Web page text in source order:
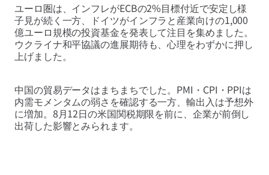
ユーロ圏は、インフレがECBの2%目標付近で安定し様
子見が続く一方、ドイツがインフラと産業向けの1,000
億ユーロ規模の投資基金を発表して注目を集めました。
ウクライナ和平協議の進展期待も、心理をわずかに押し
上げました。
中国の貿易データはまちまちでした。PMI・CPI・PPIは
内需モメンタムの弱さを確認する一方、輸出入は予想外
に増加。8月12日の米国関税期限を前に、企業が前倒し
出荷した影響とみられます。